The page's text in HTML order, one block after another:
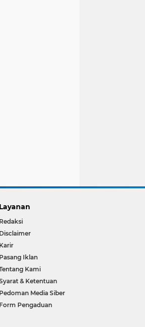
Layanan
Redaksi
Disclaimer
Karir
Pasang Iklan
Kami
& Ketentuan
Pedoman Media Siber
Form Pengaduan